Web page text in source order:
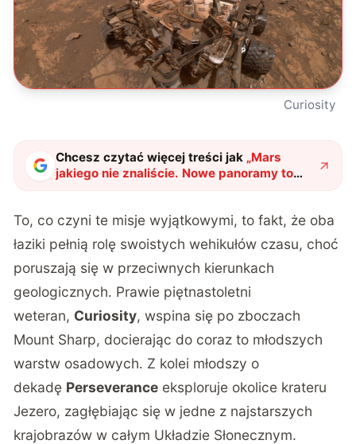
Curiosity
Chcesz czytać więcej treści jak „Mars
jakiego nie znaliście. Nowe panoramy to
fascynująca podróż przez miliardy lat"?
To, co czyni te misje wyjątkowymi, to fakt, że oba
łaziki pełnią rolę swoistych wehikułów czasu, choć
poruszają się w przeciwnych kierunkach
geologicznych. Prawie piętnastoletni
weteran, Curiosity, wspina się po zboczach
Mount Sharp, docierając do coraz to młodszych
warstw osadowych. Z kolei młodszy o
dekadę Perseverance eksploruje okolice krateru
Jezero, zagłębiając się w jedne z najstarszych
krajobrazów w całym Układzie Słonecznym.